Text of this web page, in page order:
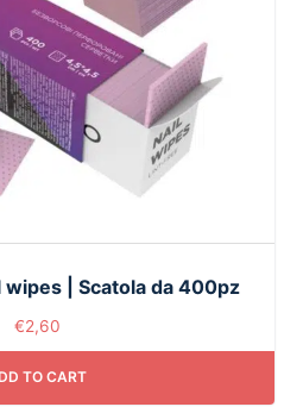
wipes | Scatola da 400pz
€2,60
TO CART